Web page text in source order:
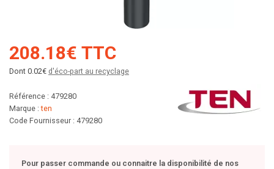
208.18€ TTC
Dont 0.02€ d'éco-part au recyclage
Référence : 479280
Marque :ten
Code Fournisseur : 479280
Pour passer commande ou connaitre la disponibilité de nos